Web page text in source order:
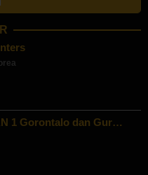
1 Gorontalo dan Gur…